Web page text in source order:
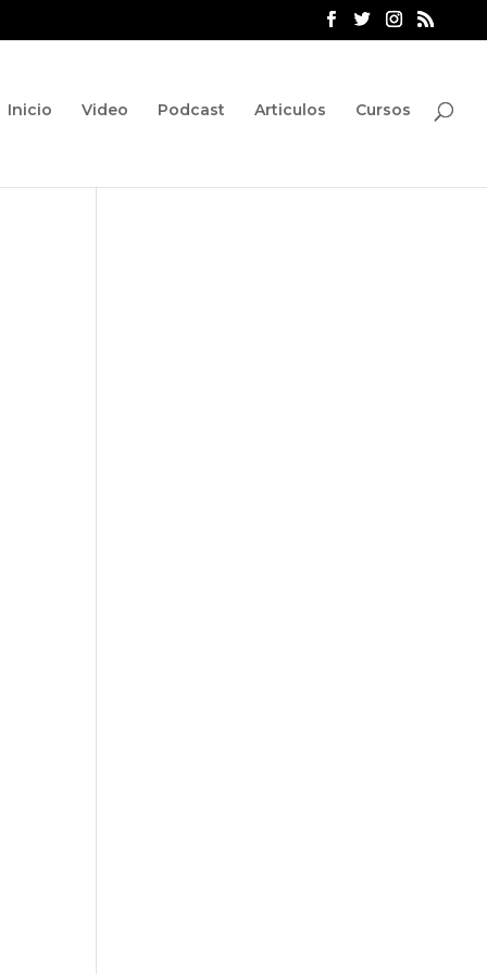
Inicio Video Podcast Articulos Cursos